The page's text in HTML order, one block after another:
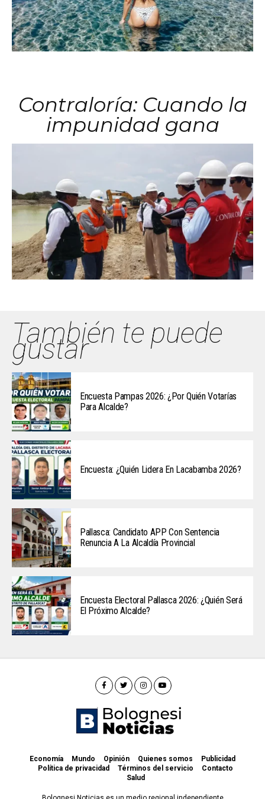
Contraloría: Cuando la
impunidad gana
También te puede
gustar
Encuesta Pampas 2026: ¿Por Quién Votarías
Para Alcalde?
Encuesta: ¿Quién Lidera En Lacabamba 2026?
Pallasca: Candidato APP Con Sentencia
Renuncia A La Alcaldía Provincial
Encuesta Electoral Pallasca 2026: ¿Quién Será
El Próximo Alcalde?
Economía Mundo Opinión Quienes somos
Publicidad
Política de privacidad
Términos del servicio
Contacto
Salud